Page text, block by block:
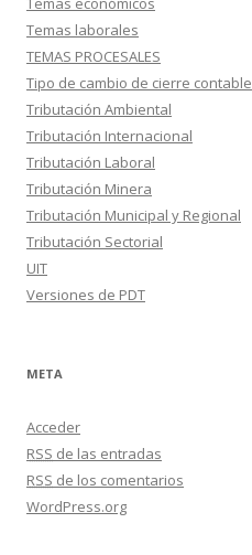
Temas laborales
TEMAS PROCESALES
Tipo de cambio de cierre contable
Tributación Ambiental
Tributación Internacional
Tributación Laboral
Tributación Minera
Tributación Municipal y Regional
Tributación Sectorial
UIT
Versiones de PDT
META
Acceder
RSS de las entradas
RSS de los comentarios
WordPress.org